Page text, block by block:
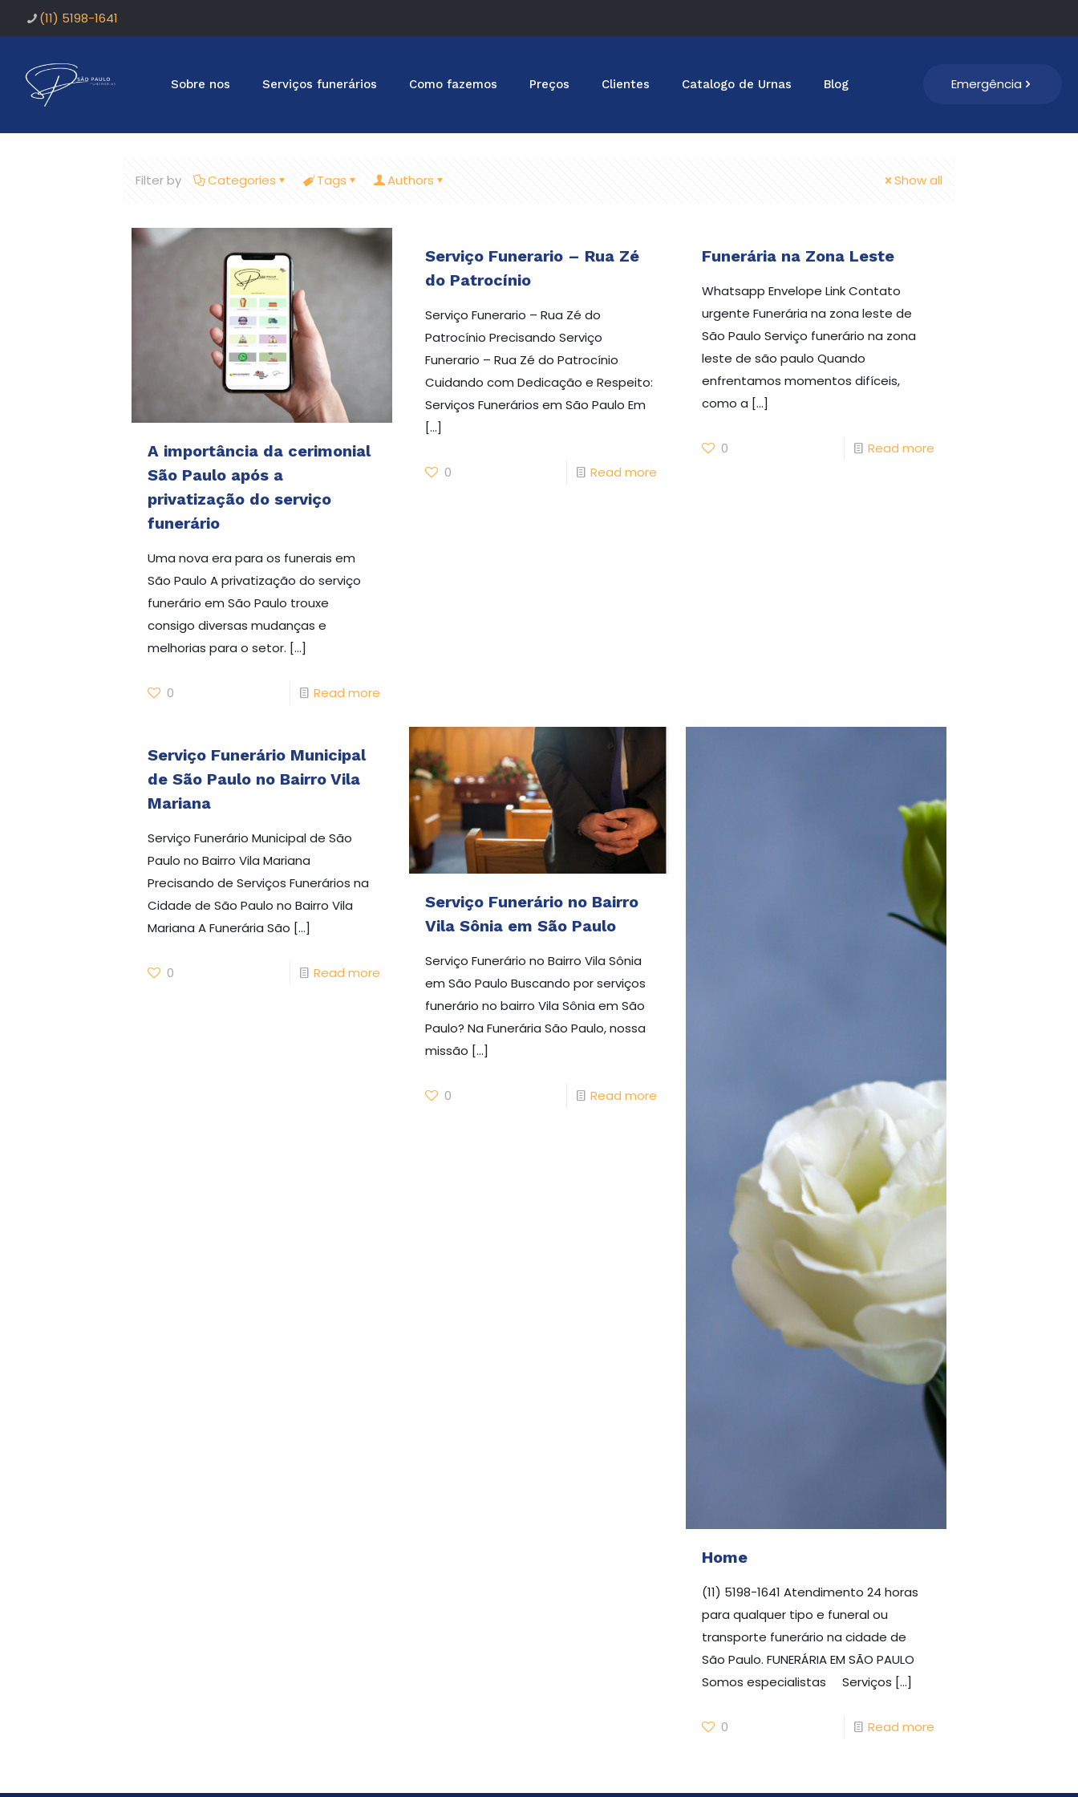
(11) 5198-1641
Sobre nos Serviços funerários Como fazemos Preços Clientes Catalogo de Urnas Blog Emergência
Filter by Categories Tags Authors Show all
A importância da cerimonial
São Paulo após a
privatização do serviço
funerário
Uma nova era para os funerais em
São Paulo A privatização do serviço
funerário em São Paulo trouxe
consigo diversas mudanças e
melhorias para o setor. […]
0 Read more
Serviço Funerario – Rua Zé
do Patrocínio
Serviço Funerario – Rua Zé do
Patrocínio Precisando Serviço
Funerario – Rua Zé do Patrocínio
Cuidando com Dedicação e Respeito:
Serviços Funerários em São Paulo Em
[…]
0 Read more
Funerária na Zona Leste
Whatsapp Envelope Link Contato
urgente Funerária na zona leste de
São Paulo Serviço funerário na zona
leste de são paulo Quando
enfrentamos momentos difíceis,
como a […]
0 Read more
Serviço Funerário Municipal
de São Paulo no Bairro Vila
Mariana
Serviço Funerário Municipal de São
Paulo no Bairro Vila Mariana
Precisando de Serviços Funerários na
Cidade de São Paulo no Bairro Vila
Mariana A Funerária São […]
0 Read more
Serviço Funerário no Bairro
Vila Sônia em São Paulo
Serviço Funerário no Bairro Vila Sônia
em São Paulo Buscando por serviços
funerário no bairro Vila Sônia em São
Paulo? Na Funerária São Paulo, nossa
missão […]
0 Read more
Precisando de
Funerária em São Paulo?
Home
(11) 5198-1641 Atendimento 24 horas
para qualquer tipo e funeral ou
transporte funerário na cidade de
São Paulo. FUNERÁRIA EM SÃO PAULO
Somos especialistas Serviços […]
0 Read more